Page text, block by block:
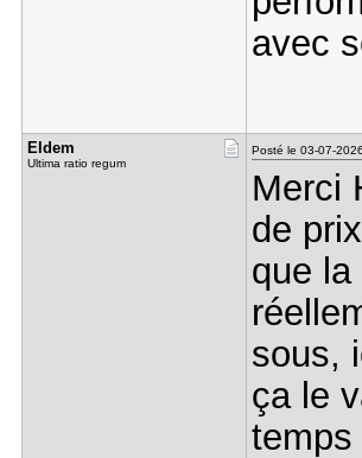
avec
Eldem
Ultima ratio regum
Posté le 03-07-
Merci
de
que
sous,
ça le